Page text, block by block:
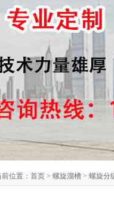
前位置： 首页 > 螺旋溜槽 > 螺旋分